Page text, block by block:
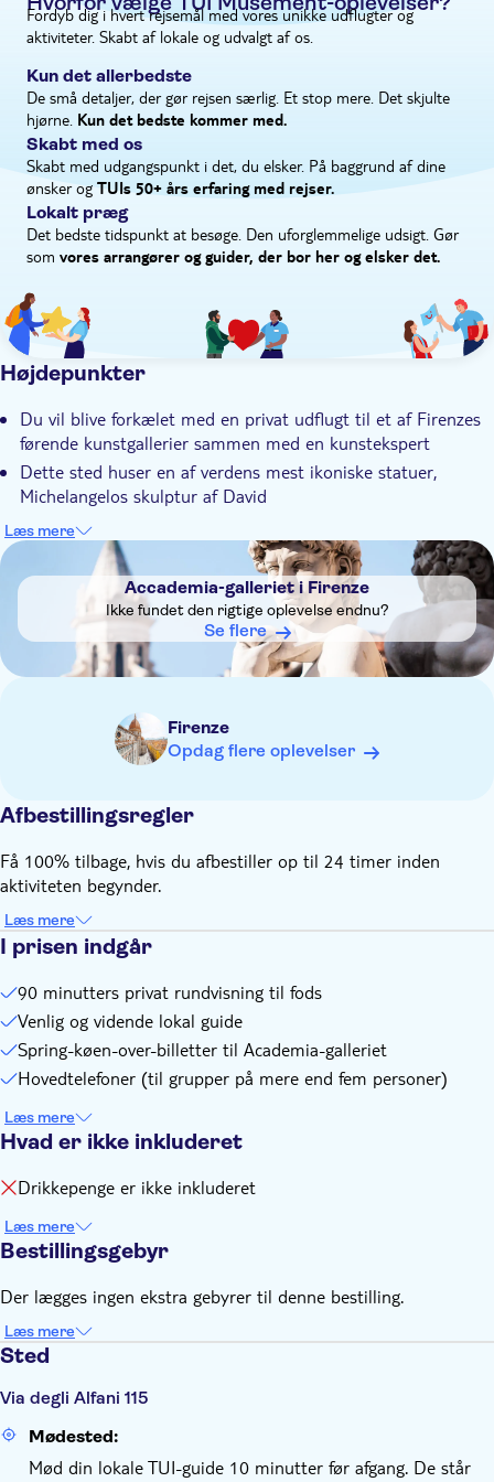
om Michelangelos liv og de finesser, der er forbundet med at
arbejde med Carrara-marmor, som blev brugt til at skabe dette
ikoniske kunstværk.
Guidet Tur
Elektronisk billet
Private group
Fordyb dig i hvert rejsemål med vores unikke udflugter og
aktiviteter. Skabt af lokale og udvalgt af os.
Kun det allerbedste
De små detaljer, der gør rejsen særlig. Et stop mere. Det skjulte
hjørne. Kun det bedste kommer med.
Skabt med os
Skabt med udgangspunkt i det, du elsker. På baggrund af dine
ønsker og TUIs 50+ års erfaring med rejser.
Lokalt præg
Det bedste tidspunkt at besøge. Den uforglemmelige udsigt. Gør
som vores arrangører og guider, der bor her og elsker det.
Højdepunkter
Du vil blive forkælet med en privat udflugt til et af Firenzes
førende kunstgallerier sammen med en kunstekspert
Dette sted huser en af verdens mest ikoniske statuer,
Michelangelos skulptur af David
Du besøger alle rum og udstillinger, så du behøver ikke
bekymre dig om at gå glip af noget
Du får ikke blot lov til at se kunsten, du får også forklaret
historien, skabelsesprocessen og bevaringsprocessen
Din guide på denne udflugt er en specialistguide i
renæssancekunst, der kan besvare alle dine spørgsmål.
Læs mere
DSA1Accademia-galleriet i Firenze
Accademia-galleriet i Firenze
Ikke fundet den rigtige oplevelse endnu?
Se flere
Firenze
Opdag flere oplevelser
Afbestillingsregler
Få 100% tilbage, hvis du afbestiller op til 24 timer inden
aktiviteten begynder.
Læs mere
I prisen indgår
90 minutters privat rundvisning til fods
Venlig og vidende lokal guide
Spring-køen-over-billetter til Academia-galleriet
Hovedtelefoner (til grupper på mere end fem personer)
Læs mere
Hvad er ikke inkluderet
Drikkepenge er ikke inkluderet
Læs mere
Bestillingsgebyr
Der lægges ingen ekstra gebyrer til denne bestilling.
Læs mere
Sted
Via degli Alfani 115
Mødested:
Mød din lokale TUI-guide 10 minutter før afgang. De står